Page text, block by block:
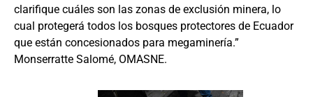
clarifique cuáles son las zonas de exclusión minera, lo
cual protegerá todos los bosques protectores de Ecuador
que están concesionados para megaminería.”
Monserratte Salomé, OMASNE.